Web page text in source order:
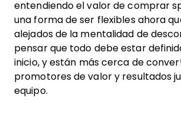
entendiendo el valor de comprar
una forma de ser flexibles ahora
alejados de la mentalidad de
pensar que todo debe estar
inicio, y están más cerca de
promotores de valor y resultados
equipo.